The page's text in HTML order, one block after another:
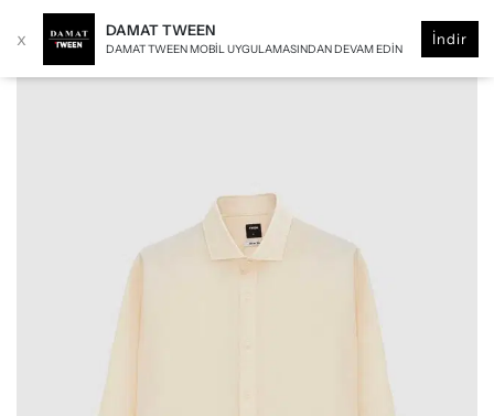
x DAMAT TWEEN
DAMAT TWEEN MOBIL UYGULAMASINDAN DEVAM EDIN
İndir